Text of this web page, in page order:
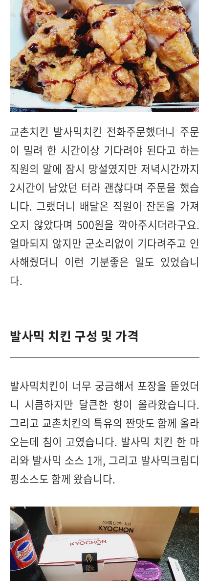
교촌치킨 발사믹치킨 전화주문했더니 주문
이 밀려 한 시간이상 기다려야 된다고 하는
직원의 말에 잠시 망설였지만 저녁시간까지
2시간이 남았던 터라 괜찮다며 주문을 했습
니다. 그랬더니 배달온 직원이 잔돈을 가져
오지 않았다며 500원을 깍아주시더라구요.
얼마되지 않지만 군소리없이 기다려주고 인
사해줬더니 이런 기분좋은 일도 있었습니
다.
발사믹 치킨 구성 및 가격
발사믹치킨이 너무 궁금해서 포장을 뜯었더
니 시큼하지만 달큰한 향이 올라왔습니다.
그리고 교촌치킨의 특유의 짠맛도 함께 올라
오는데 침이 고였습니다. 발사믹 치킨 한 마
리와 발사믹 소스 1개, 그리고 발사믹크림디
핑소스도 함께 왔습니다.